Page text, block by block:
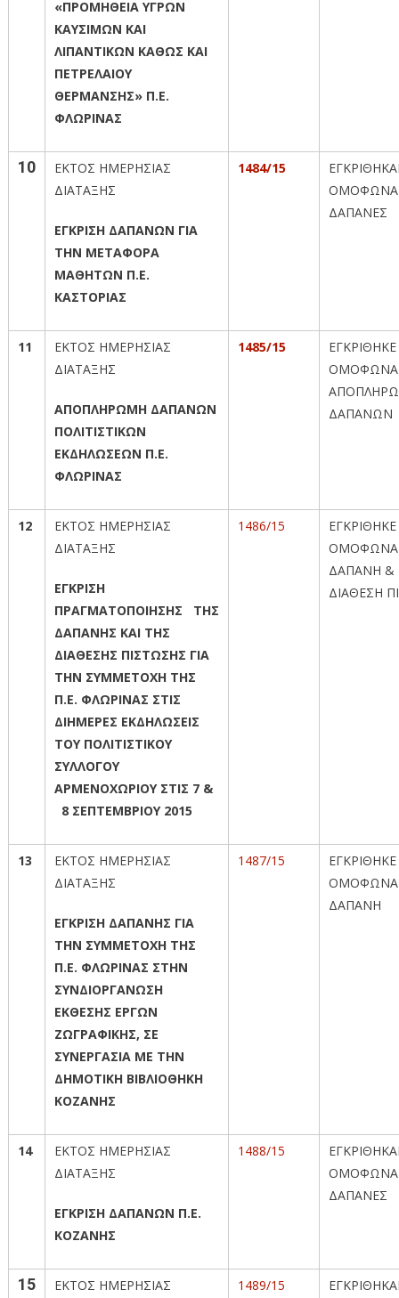
«ΠΡΟΜΗΘΕΙΑ ΥΓΡΩΝ
ΚΑΥΣΙΜΩΝ ΚΑΙ
ΛΙΠΑΝΤΙΚΩΝ ΚΑΘΩΣ ΚΑΙ
ΠΕΤΡΕΛΑΙΟΥ
ΘΕΡΜΑΝΣΗΣ» Π.Ε.
ΦΛΩΡΙΝΑΣ
10
ΕΚΤΟΣ ΗΜΕΡΗΣΙΑΣ
ΔΙΑΤΑΞΗΣ
ΕΓΚΡΙΣΗ ΔΑΠΑΝΩΝ ΓΙΑ
ΤΗΝ ΜΕΤΑΦΟΡΑ
ΜΑΘΗΤΩΝ Π.Ε.
ΚΑΣΤΟΡΙΑΣ
1484/15
ΟΜΟΦΩΝΑ
ΔΑΠΑΝΕΣ
11
ΕΚΤΟΣ ΗΜΕΡΗΣΙΑΣ
ΔΙΑΤΑΞΗΣ
ΑΠΟΠΛΗΡΩΜΗ ΔΑΠΑΝΩΝ
ΠΟΛΙΤΙΣΤΙΚΩΝ
ΕΚΔΗΛΩΣΕΩΝ Π.Ε.
ΦΛΩΡΙΝΑΣ
1485/15
ΕΓΚΡΙΘΗΚΕ
ΟΜΟΦΩΝΑ
ΔΑΠΑΝΩΝ
12
ΕΚΤΟΣ ΗΜΕΡΗΣΙΑΣ
ΔΙΑΤΑΞΗΣ
ΕΓΚΡΙΣΗ
ΠΡΑΓΜΑΤΟΠΟΙΗΣΗΣ ΤΗΣ
ΔΑΠΑΝΗΣ ΚΑΙ ΤΗΣ
ΔΙΑΘΕΣΗΣ ΠΙΣΤΩΣΗΣ ΓΙΑ
ΤΗΝ ΣΥΜΜΕΤΟΧΗ ΤΗΣ
Π.Ε. ΦΛΩΡΙΝΑΣ ΣΤΙΣ
ΔΙΗΜΕΡΕΣ ΕΚΔΗΛΩΣΕΙΣ
ΤΟΥ ΠΟΛΙΤΙΣΤΙΚΟΥ
ΣΥΛΛΟΓΟΥ
ΑΡΜΕΝΟΧΩΡΙΟΥ ΣΤΙΣ 7 &
8 ΣΕΠΤΕΜΒΡΙΟΥ 2015
1486/15
ΕΓΚΡΙΘΗΚΕ
ΟΜΟΦΩΝΑ
ΔΑΠΑΝΗ &
ΔΙΑΘΕΣΗ
13
ΕΚΤΟΣ ΗΜΕΡΗΣΙΑΣ
ΔΙΑΤΑΞΗΣ
ΕΓΚΡΙΣΗ ΔΑΠΑΝΗΣ ΓΙΑ
ΤΗΝ ΣΥΜΜΕΤΟΧΗ ΤΗΣ
Π.Ε. ΦΛΩΡΙΝΑΣ ΣΤΗΝ
ΣΥΝΔΙΟΡΓΑΝΩΣΗ
ΕΚΘΕΣΗΣ ΕΡΓΩΝ
ΖΩΓΡΑΦΙΚΗΣ, ΣΕ
ΣΥΝΕΡΓΑΣΙΑ ΜΕ ΤΗΝ
ΔΗΜΟΤΙΚΗ ΒΙΒΛΙΟΘΗΚΗ
ΚΟΖΑΝΗΣ
1487/15
ΕΓΚΡΙΘΗΚΕ
ΟΜΟΦΩΝΑ
ΔΑΠΑΝΗ
14
ΕΚΤΟΣ ΗΜΕΡΗΣΙΑΣ
ΔΙΑΤΑΞΗΣ
ΕΓΚΡΙΣΗ ΔΑΠΑΝΩΝ Π.Ε.
ΚΟΖΑΝΗΣ
1488/15
ΟΜΟΦΩΝΑ
ΔΑΠΑΝΕΣ
15
ΕΚΤΟΣ ΗΜΕΡΗΣΙΑΣ
1489/15